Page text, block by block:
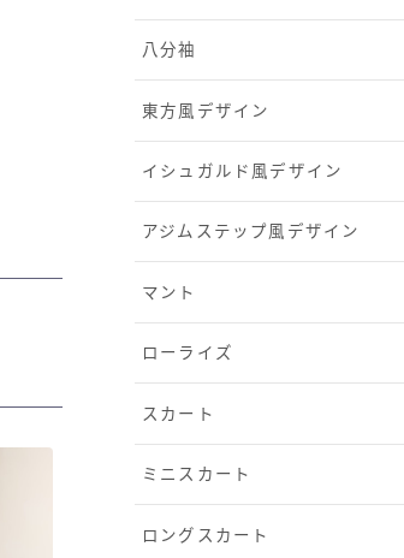
八分袖
東方風デザイン
イシュガルド風デザイン
アジムステップ風デザイン
マント
ローライズ
スカート
ミニスカート
ロングスカート